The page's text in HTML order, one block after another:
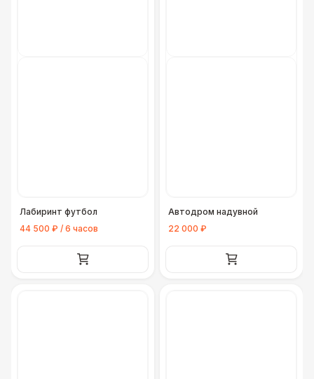
Лабиринт футбол
44 500 ₽ / 6 часов
Автодром надувной
22 000 ₽